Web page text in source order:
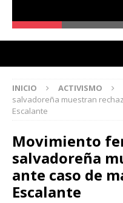
INICIO ACTIVISMO
salvadoreña muestran
Escalante
Movimiento
salvadoreña
ante caso de
Escalante